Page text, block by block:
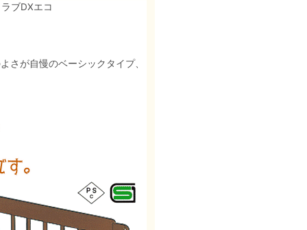
ブDXエコ
さが自慢のベーシックタイプ、